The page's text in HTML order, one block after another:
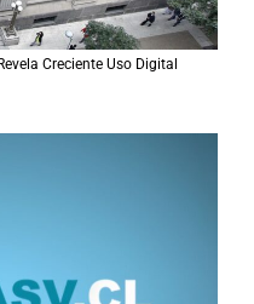
Creciente Uso Digital